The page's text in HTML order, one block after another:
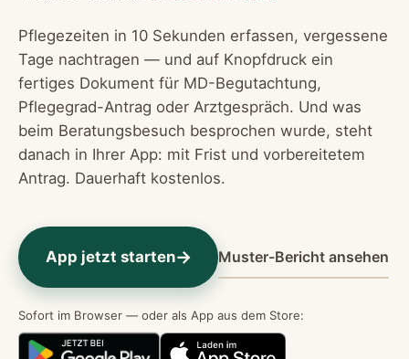
Pflegezeiten in 10 Sekunden erfassen, vergessene
Tage nachtragen — und auf Knopfdruck ein
fertiges Dokument für MD-Begutachtung,
Pflegegrad-Antrag oder Arztgespräch. Und was
beim Beratungsbesuch besprochen wurde, steht
danach in Ihrer App: mit Frist und vorbereitetem
Antrag. Dauerhaft kostenlos.
App jetzt starten→ Muster-Bericht ansehen
Sofort im Browser — oder als App aus dem Store: